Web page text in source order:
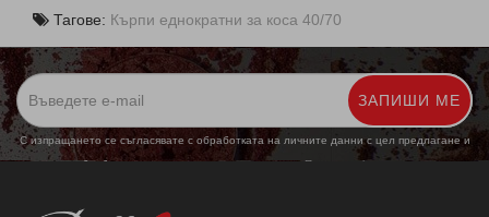
Тагове: Кърпи еднократни за коса 40/70
ЗАПИШИ МЕ
С изпращането се съгласявате с обработката на личните данни с цел предлагане и
обработка на маркетингови предложения. Повече информация